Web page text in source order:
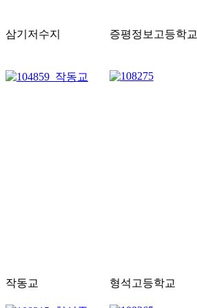
삼기저수지 증평정보고등학교
작동교 형석고등학교